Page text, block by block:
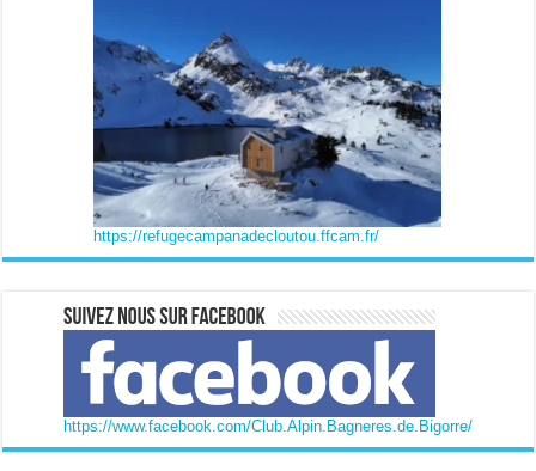
https://refugecampanadecloutou.ffcam.fr/
https://www.facebook.com/Club.Alpin.Bagneres.de.Bigorre/